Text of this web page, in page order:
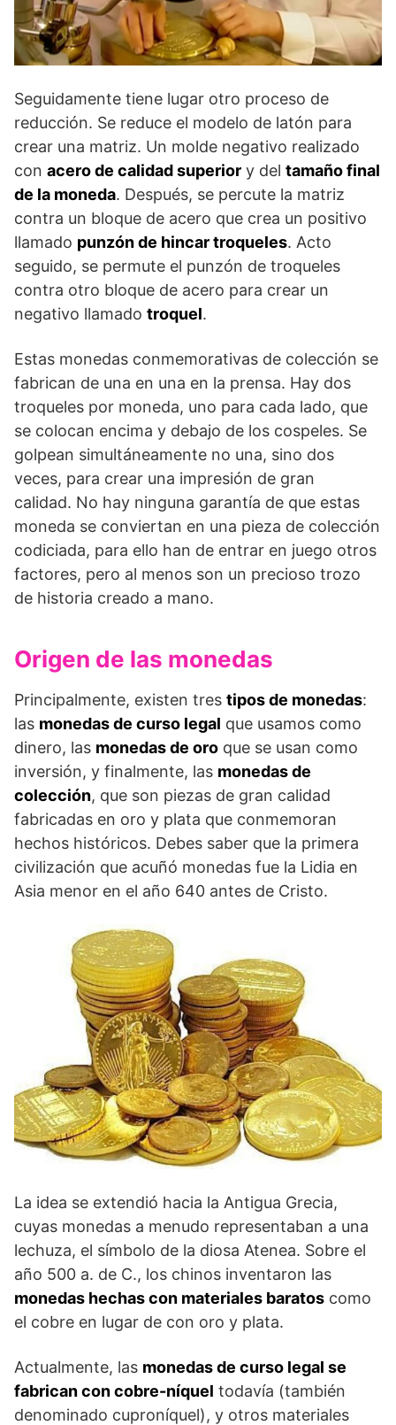
Seguidamente tiene lugar otro proceso de
reducción. Se reduce el modelo de latón para
crear una matriz. Un molde negativo realizado
con acero de calidad superior y del tamaño final
de la moneda. Después, se percute la matriz
contra un bloque de acero que crea un positivo
llamado punzón de hincar troqueles. Acto
seguido, se permute el punzón de troqueles
contra otro bloque de acero para crear un
negativo llamado troquel.
Estas monedas conmemorativas de colección se
fabrican de una en una en la prensa. Hay dos
troqueles por moneda, uno para cada lado, que
se colocan encima y debajo de los cospeles. Se
golpean simultáneamente no una, sino dos
veces, para crear una impresión de gran
calidad. No hay ninguna garantía de que estas
moneda se conviertan en una pieza de colección
codiciada, para ello han de entrar en juego otros
factores, pero al menos son un precioso trozo
de historia creado a mano.
Origen de las monedas
Principalmente, existen tres tipos de monedas:
las monedas de curso legal que usamos como
dinero, las monedas de oro que se usan como
inversión, y finalmente, las monedas de
colección, que son piezas de gran calidad
fabricadas en oro y plata que conmemoran
hechos históricos. Debes saber que la primera
civilización que acuñó monedas fue la Lidia en
Asia menor en el año 640 antes de Cristo.
La idea se extendió hacia la Antigua Grecia,
cuyas monedas a menudo representaban a una
lechuza, el símbolo de la diosa Atenea. Sobre el
año 500 a. de C., los chinos inventaron las
monedas hechas con materiales baratos como
el cobre en lugar de con oro y plata.
Actualmente, las monedas de curso legal se
fabrican con cobre-níquel todavía (también
denominado cuproníquel), y otros materiales